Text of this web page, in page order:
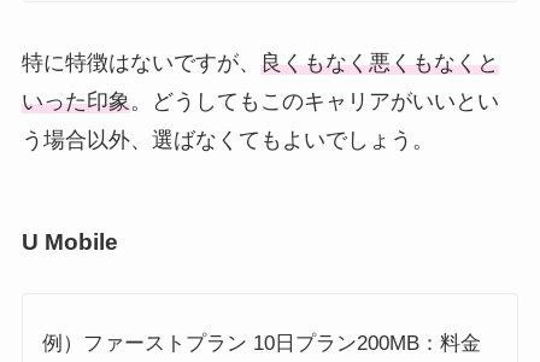
特に特徴はないですが、 良くもなく悪くもなくと
いった印象。どうしてもこのキャリアがいいとい
う場合以外、選ばなくてもよいでしょう。
U Mobile
例）ファーストプラン 10日プラン200MB：料金